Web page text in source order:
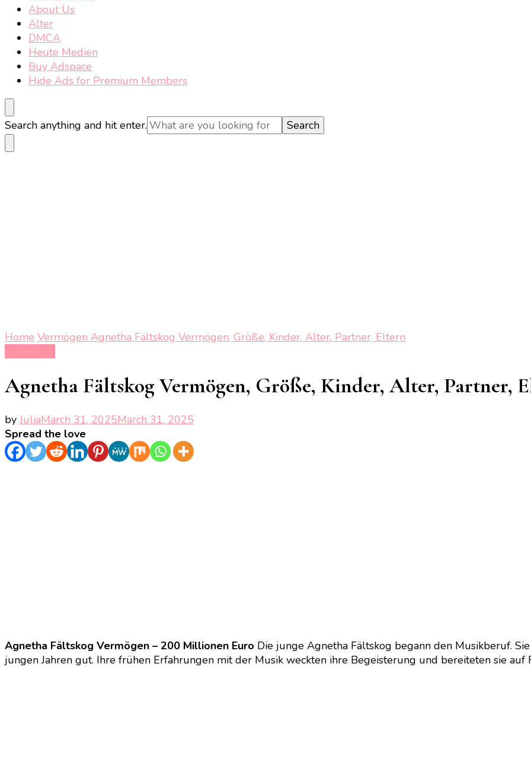
About Us
Alter
DMCA
Heute Medien
Buy Adspace
Hide Ads for Premium Members
Looking
for
Something?
Search anything and hit enter.
Home Vermögen Agnetha Fältskog Vermögen, Größe, Kinder, Alter, Partner, Eltern
Agnetha Fältskog Vermögen, Größe, Kinder, Alter, Partner,
byJuliaMarch 31, 2025March 31, 2025
Spread the love
Agnetha Fältskog Vermögen – 200 Millionen Euro Die junge Agnetha Fältskog begann den Musikberuf.
jungen Jahren gut. Ihre frühen Erfahrungen mit der Musik weckten ihre Begeisterung und bereiteten sie auf